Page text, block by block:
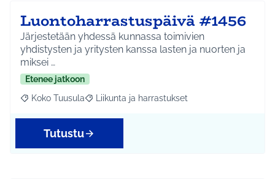
Luontoharrastuspäivä #1456
Järjestetään yhdessä kunnassa toimivien
yhdistysten ja yritysten kanssa lasten ja nuorten ja
miksei …
Etenee jatkoon
Rajaa tulokset aihepiirin mukaan: Koko Tuusula
Koko Tuusula Rajaa tulokset teeman mukaan: Liikunta ja
Liikunta ja harrastukset
Tutustu